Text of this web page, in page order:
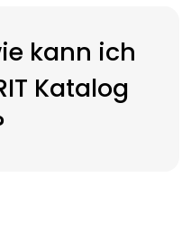
kann ich
Katalog